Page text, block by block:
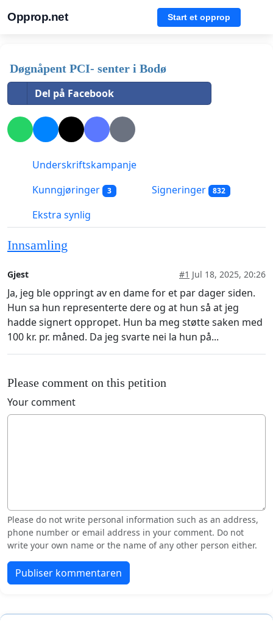
Opprop.net Start et opprop
Døgnåpent PCI- senter i Bodø
Del på Facebook
Underskriftskampanje
Kunngjøringer
3 Signeringer 832
Ekstra synlig
Innsamling
Gjest #1 Jul 18, 2025, 20:26
Ja, jeg ble oppringt av en dame for et par dager siden.
Hun sa hun representerte dere og at hun så at jeg
hadde signert oppropet. Hun ba meg støtte saken med
100 kr. pr. måned. Da jeg svarte nei la hun på...
Please comment on this petition
Your comment
Please do not write personal information such as an address,
phone number or email address in your comment. Do not
write your own name or the name of any other person either.
Publiser kommentaren